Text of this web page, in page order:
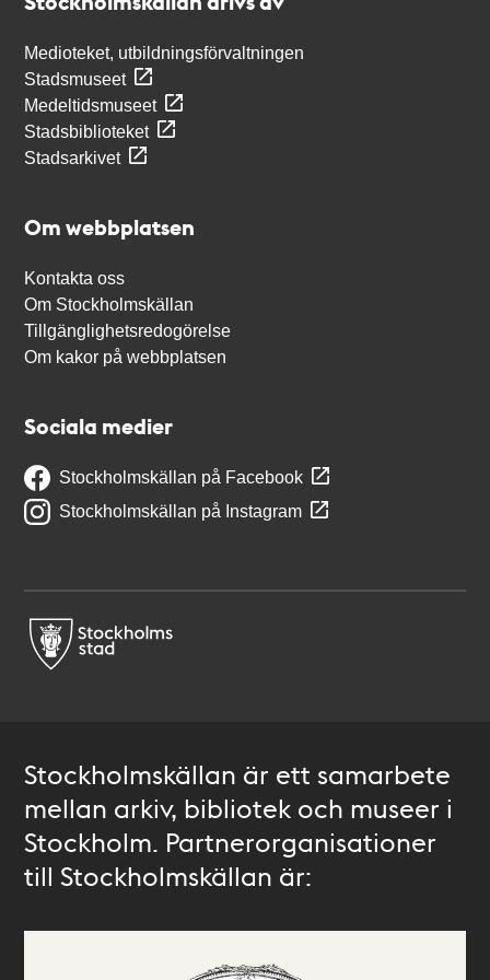
Medioteket, utbildningsförvaltningen
Stadsmuseet
Medeltidsmuseet
Stadsbiblioteket
Stadsarkivet
Om webbplatsen
Kontakta oss
Om Stockholmskällan
Tillgänglighetsredogörelse
Om kakor på webbplatsen
Sociala medier
Stockholmskällan på Facebook
Stockholmskällan på Instagram
Stockholmskällan är ett samarbete
mellan arkiv, bibliotek och museer i
Stockholm. Partnerorganisationer
till Stockholmskällan är: